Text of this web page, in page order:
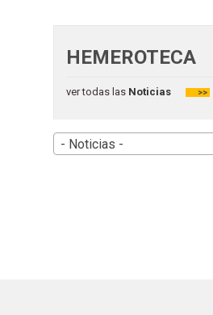
HEMEROTECA
ver todas las Noticias >>
- Noticias -